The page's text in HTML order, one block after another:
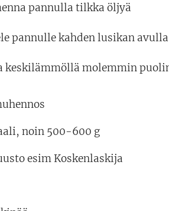
pannulla tilkka öljyä
pannulle kahden lusikan
keskilämmöllä molemmin
noin 500-600 g
esim Koskenlaskija